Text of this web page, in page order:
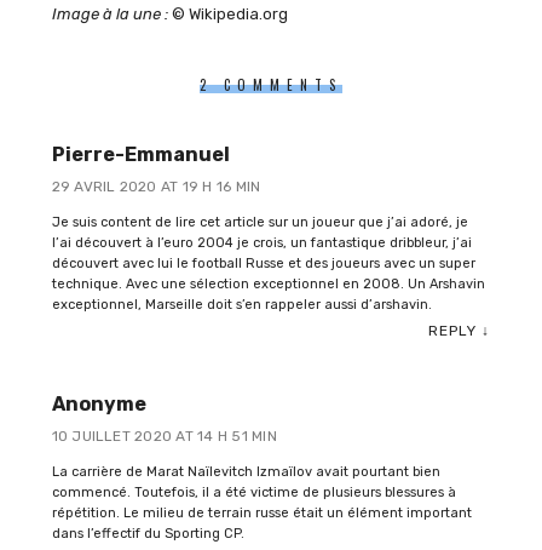
Image à la une :© Wikipedia.org
2 COMMENTS
Pierre-Emmanuel
29 AVRIL 2020 AT 19 H 16 MIN
Je suis content de lire cet article sur un joueur que j’ai adoré, je
l’ai découvert à l’euro 2004 je crois, un fantastique dribbleur, j’ai
découvert avec lui le football Russe et des joueurs avec un super
technique. Avec une sélection exceptionnel en 2008. Un Arshavin
exceptionnel, Marseille doit s’en rappeler aussi d’arshavin.
REPLY ↓
Anonyme
10 JUILLET 2020 AT 14 H 51 MIN
La carrière de Marat Naïlevitch Izmaïlov avait pourtant bien
commencé. Toutefois, il a été victime de plusieurs blessures à
répétition. Le milieu de terrain russe était un élément important
dans l’effectif du Sporting CP.